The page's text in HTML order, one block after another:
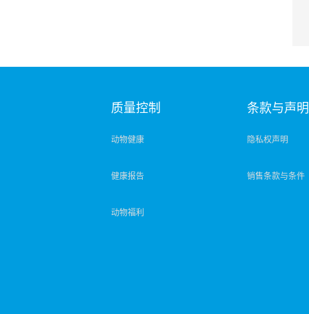
质量控制
动物健康
健康报告
动物福利
条款与声明
隐私权声明
销售条款与条件